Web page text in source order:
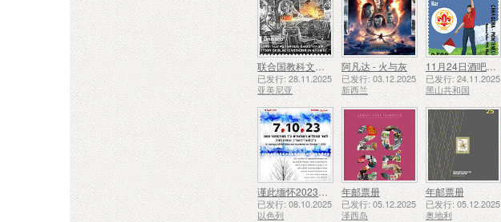
联合国教科文组织人类非物质文化遗产代表作名录——久姆里的铁匠技艺
已发行: 28.11.2025
亚美尼亚
阿凡达 - 火与灰
已发行: 03.12.2025
新西兰
11月24日酒吧侦察员成立50周年
已发行: 24.11.2025
黑山共和国
谨此缅怀2023年10月7日遇难和被谋杀的人们
已发行: 08.10.2025
以色列
年邮票册
已发行: 05.12.2025
泽西岛
年邮票册
已发行: 05.12.2025
奥地利